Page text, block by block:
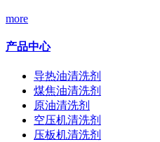
more
产品中心
导热油清洗剂
煤焦油清洗剂
原油清洗剂
空压机清洗剂
压板机清洗剂